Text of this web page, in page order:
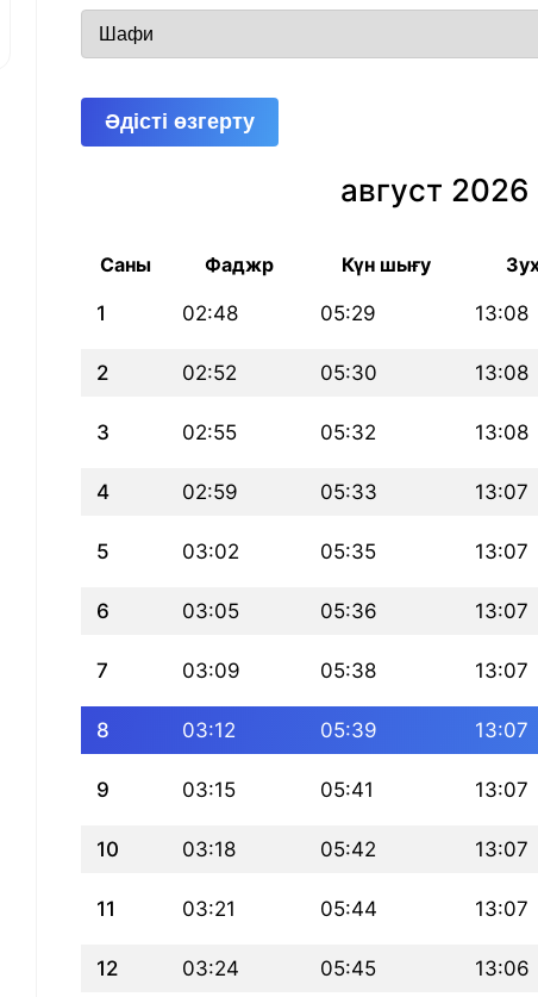
Әдісті өзгерту
август 2026
Саны Фаджр Күн шығу
1 02:48 05:29 13:08
2 02:52 05:30 13:08
3 02:55 05:32 13:08
4 02:59 05:33 13:07
5 03:02 05:35 13:07
6 03:05 05:36 13:07
7 03:09 05:38 13:07
8 03:12 05:39 13:07
9 03:15 05:41 13:07
10 03:18 05:42 13:07
11 03:21 05:44 13:07
12 03:24 05:45 13:06